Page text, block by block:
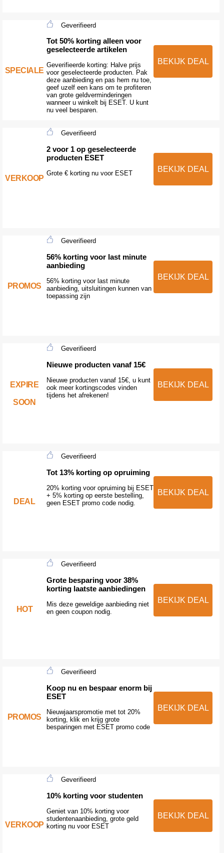
SPECIALE
Geverifieerd
Tot 50% korting alleen voor
geselecteerde artikelen
Geverifieerde korting: Halve prijs
voor geselecteerde producten. Pak
deze aanbieding en pas hem nu toe,
geef uzelf een kans om te profiteren
van grote geldverminderingen
wanneer u winkelt bij ESET. U kunt
nu veel besparen.
BEKIJK DEAL
VERKOOP
Geverifieerd
2 voor 1 op geselecteerde
producten ESET
Grote € korting nu voor ESET BEKIJK DEAL
PROMOS
Geverifieerd
56% korting voor last minute
aanbieding
56% korting voor last minute
aanbieding, uitsluitingen kunnen van
toepassing zijn
BEKIJK DEAL
EXPIRE
SOON
Geverifieerd
Nieuwe producten vanaf 15€
Nieuwe producten vanaf 15€, u kunt
ook meer kortingscodes vinden
tijdens het afrekenen!
BEKIJK DEAL
DEAL
Geverifieerd
Tot 13% korting op opruiming
20% korting voor opruiming bij ESET
+ 5% korting op eerste bestelling,
geen ESET promo code nodig.
BEKIJK DEAL
HOT
Geverifieerd
Grote besparing voor 38%
korting laatste aanbiedingen
Mis deze geweldige aanbieding niet
en geen coupon nodig.
BEKIJK DEAL
PROMOS
Geverifieerd
Koop nu en bespaar enorm bij
ESET
Nieuwjaarspromotie met tot 20%
korting, klik en krijg grote
besparingen met ESET promo code
BEKIJK DEAL
VERKOOP
Geverifieerd
10% korting voor studenten
Geniet van 10% korting voor
studentenaanbieding, grote geld
korting nu voor ESET
BEKIJK DEAL